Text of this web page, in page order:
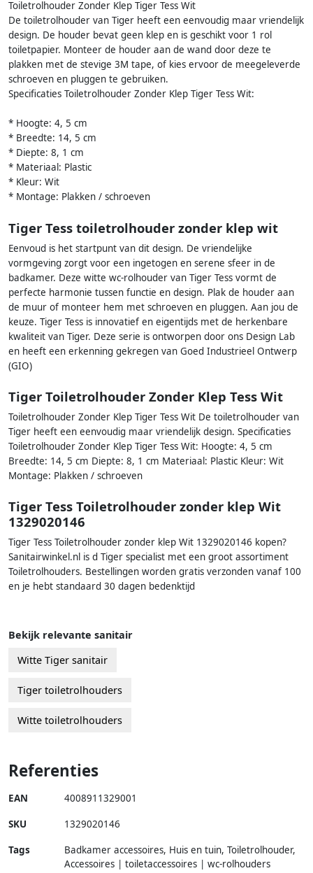
Toiletrolhouder Zonder Klep Tiger Tess Wit
De toiletrolhouder van Tiger heeft een eenvoudig maar vriendelijk
design. De houder bevat geen klep en is geschikt voor 1 rol
toiletpapier. Monteer de houder aan de wand door deze te
plakken met de stevige 3M tape, of kies ervoor de meegeleverde
schroeven en pluggen te gebruiken.
Specificaties Toiletrolhouder Zonder Klep Tiger Tess Wit:
* Hoogte: 4, 5 cm
* Breedte: 14, 5 cm
* Diepte: 8, 1 cm
* Materiaal: Plastic
* Kleur: Wit
* Montage: Plakken / schroeven
Tiger Tess toiletrolhouder zonder klep wit
Eenvoud is het startpunt van dit design. De vriendelijke
vormgeving zorgt voor een ingetogen en serene sfeer in de
badkamer. Deze witte wc-rolhouder van Tiger Tess vormt de
perfecte harmonie tussen functie en design. Plak de houder aan
de muur of monteer hem met schroeven en pluggen. Aan jou de
keuze. Tiger Tess is innovatief en eigentijds met de herkenbare
kwaliteit van Tiger. Deze serie is ontworpen door ons Design Lab
en heeft een erkenning gekregen van Goed Industrieel Ontwerp
(GIO)
Tiger Toiletrolhouder Zonder Klep Tess Wit
Toiletrolhouder Zonder Klep Tiger Tess Wit De toiletrolhouder van
Tiger heeft een eenvoudig maar vriendelijk design. Specificaties
Toiletrolhouder Zonder Klep Tiger Tess Wit: Hoogte: 4, 5 cm
Breedte: 14, 5 cm Diepte: 8, 1 cm Materiaal: Plastic Kleur: Wit
Montage: Plakken / schroeven
Tiger Tess Toiletrolhouder zonder klep Wit
1329020146
Tiger Tess Toiletrolhouder zonder klep Wit 1329020146 kopen?
Sanitairwinkel.nl is d Tiger specialist met een groot assortiment
Toiletrolhouders. Bestellingen worden gratis verzonden vanaf 100
en je hebt standaard 30 dagen bedenktijd
Bekijk relevante sanitair
Witte Tiger sanitair
Tiger toiletrolhouders
Witte toiletrolhouders
Referenties
EAN 4008911329001
SKU 1329020146
Tags
Badkamer accessoires, Huis en tuin, Toiletrolhouder,
Accessoires | toiletaccessoires | wc-rolhouders